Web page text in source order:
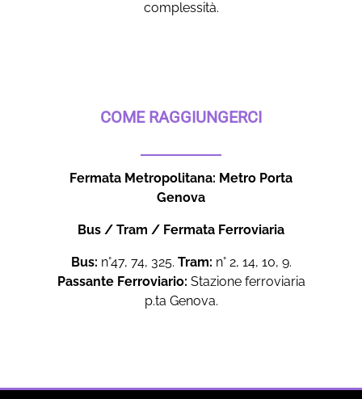
complessità.
COME RAGGIUNGERCI
Fermata Metropolitana: Metro Porta
Genova
Bus / Tram / Fermata Ferroviaria
Bus: n°47, 74, 325. Tram: n° 2, 14, 10, 9.
Passante Ferroviario: Stazione ferroviaria
p.ta Genova.